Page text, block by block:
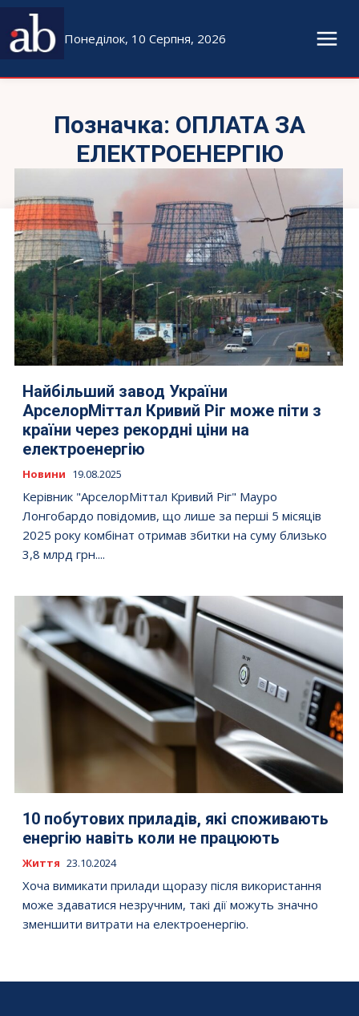
Понеділок, 10 Серпня, 2026
Позначка: ОПЛАТА ЗА
ЕЛЕКТРОЕНЕРГІЮ
Найбільший завод України
АрселорМіттал Кривий Ріг може піти з
країни через рекордні ціни на
електроенергію
Новини 19.08.2025
Керівник "АрселорМіттал Кривий Ріг" Мауро
Лонгобардо повідомив, що лише за перші 5 місяців
2025 року комбінат отримав збитки на суму близько
3,8 млрд грн....
10 побутових приладів, які споживають
енергію навіть коли не працюють
Життя 23.10.2024
Хоча вимикати прилади щоразу після використання
може здаватися незручним, такі дії можуть значно
зменшити витрати на електроенергію.